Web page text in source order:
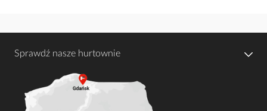
Sprawdź nasze hurtownie